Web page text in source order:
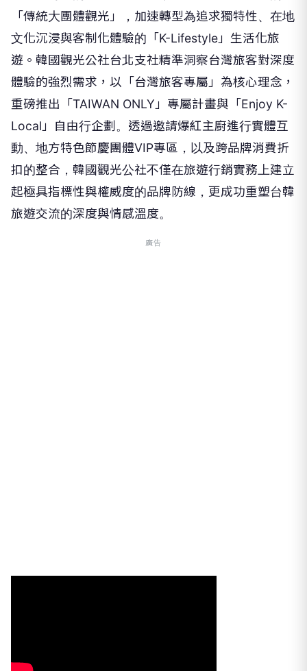
「傳統大團體觀光」，加速轉型為追求獨特性、在地
文化沉浸與客制化體驗的「K-Lifestyle」生活化旅
遊。韓國觀光公社台北支社精準洞察台灣旅客對深度
體驗的強烈需求，以「台灣旅客專屬」為核心理念，
重磅推出「TAIWAN ONLY」專屬計畫與「Enjoy K-
Local」自由行企劃。透過邀請爆紅主廚進行實體互
動、地方特色節慶團體VIP專區，以及跨品牌消費折
扣的整合，韓國觀光公社不僅在旅遊行銷實務上建立
起極具指標性與權威度的品牌防線，更成功重塑台韓
旅遊交流的深度與情感溫度。
廣告